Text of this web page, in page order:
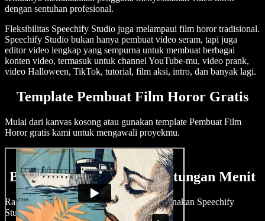
dengan sentuhan profesional.
Fleksibilitas Speechify Studio juga melampaui film horor tradisional.
Speechify Studio bukan hanya pembuat video seram, tapi juga
editor video lengkap yang sempurna untuk membuat berbagai
konten video, termasuk untuk channel YouTube-mu, video prank,
video Halloween, TikTok, tutorial, film aksi, intro, dan banyak lagi.
Template Pembuat Film Horor Gratis
Mulai dari kanvas kosong atau gunakan template Pembuat Film
Horor gratis kami untuk mengawali proyekmu.
Buat Film Horor dalam Hitungan Menit
Rangkai kisah seram dengan mudah menggunakan Speechify
Studio.